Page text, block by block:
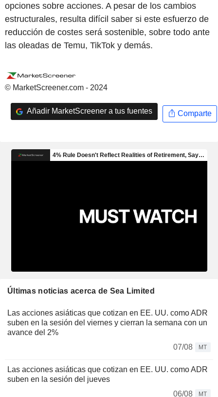
opciones sobre acciones. A pesar de los cambios
estructurales, resulta difícil saber si este esfuerzo de
reducción de costes será sostenible, sobre todo ante
las oleadas de Temu, TikTok y demás.
© MarketScreener.com - 2024
Añadir MarketScreener a tus fuentes Comparte
Últimas noticias acerca de Sea Limited
Las acciones asiáticas que cotizan en EE. UU. como ADR
suben en la sesión del viernes y cierran la semana con un
avance del 2%
07/08
MT
Las acciones asiáticas que cotizan en EE. UU. como ADR
suben en la sesión del jueves
06/08
MT